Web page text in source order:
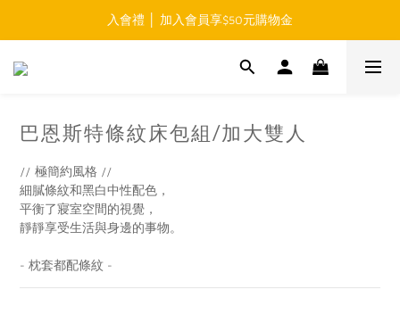
免運費 │ 滿$999元 超商取貨免運
入會禮 │ 加入會員享$50元購物金
免運費 │ 滿$999元 超商取貨免運
巴恩斯特條紋床包組/加大雙人
// 極簡約風格 //
細膩條紋和黑白中性配色，
平衡了寢室空間的視覺，
靜靜享受生活與身邊的事物。
- 枕套都配條紋 -